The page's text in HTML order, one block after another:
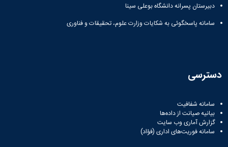
دبیرستان پسرانه دانشگاه بوعلی سینا
سامانه پاسخگوئی به شکایات وزارت علوم، تحقیقات و فناوری
دسترسی
سامانه شفافیت
بیانیه صیانت از داده‌ها
گزارش آماری وب‌ سایت
سامانه فوریت‌های اداری (فؤاد)